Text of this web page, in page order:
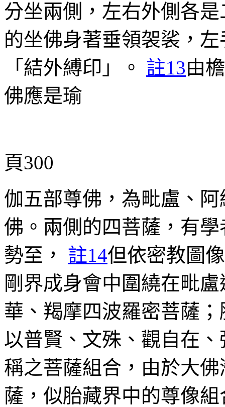
分坐兩側，左右外側各
的坐佛身著垂領袈裟，
「結外縛印」。 註13由
佛應是瑜
頁300
伽五部尊佛，為毗盧、阿
佛。兩側的四菩薩，有
勢至，
註14但依密教圖
剛界成身會中圍繞在毗
華、羯摩四波羅密菩薩
以普賢、文殊、觀自在
稱之菩薩組合，由於大
薩，似胎藏界中的尊像